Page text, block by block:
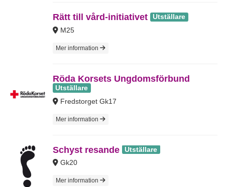
Rätt till vård-initiativet Utställare
M25
Mer information
Röda Korsets Ungdomsförbund
Utställare
Fredstorget Gk17
Mer information
Schyst resande Utställare
Gk20
Mer information